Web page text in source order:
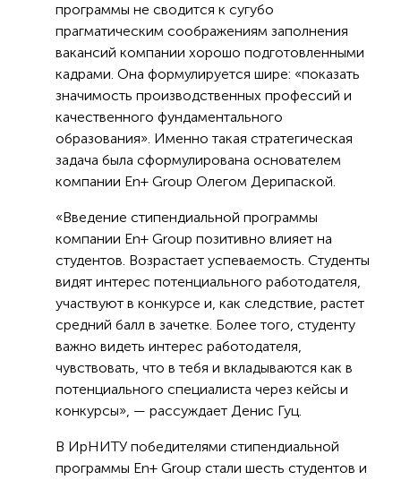
программы не сводится к сугубо
прагматическим соображениям заполнения
вакансий компании хорошо подготовленными
кадрами. Она формулируется шире: «показать
значимость производственных профессий и
качественного фундаментального
образования». Именно такая стратегическая
задача была сформулирована основателем
компании En+ Group Олегом Дерипаской.
«Введение стипендиальной программы
компании En+ Group позитивно влияет на
студентов. Возрастает успеваемость. Студенты
видят интерес потенциального работодателя,
участвуют в конкурсе и, как следствие, растет
средний балл в зачетке. Более того, студенту
важно видеть интерес работодателя,
чувствовать, что в тебя и вкладываются как в
потенциального специалиста через кейсы и
конкурсы», — рассуждает Денис Гуц.
В ИрНИТУ победителями стипендиальной
программы En+ Group стали шесть студентов и